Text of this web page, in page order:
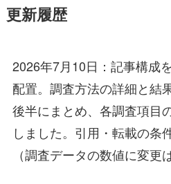
更新履歴
2026年7月10日：記事構成
配置。調査方法の詳細と結
後半にまとめ、各調査項目
しました。引用・転載の条
（調査データの数値に変更